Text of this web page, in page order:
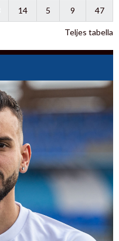
14 5 9 47
Teljes tabella